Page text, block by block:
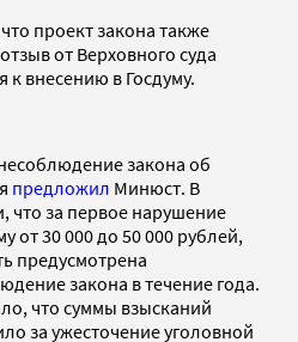
проект закона также
от Верховного суда
к внесению в Госдуму.
закона об
предложил Минюст. В
что за первое нарушение
30 000 до 50 000 рублей,
предусмотрена
закона в течение года.
что суммы взысканий
за ужесточение уголовной